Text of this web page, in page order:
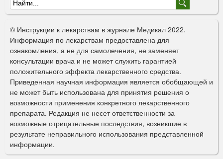
Ф
о
р
м
а
п
о
и
с
к
© Инструкции к лекарствам в журнале Медикал 2022.
Информация по лекарствам предоставлена для
ознакомления, а не для самолечения, не заменяет
консультации врача и не может служить гарантией
положительного эффекта лекарственного средства.
Приведенная научная информация является обобщающей и
не может быть использована для принятия решения о
возможности применения конкретного лекарственного
препарата. Редакция не несет ответственности за
возможные отрицательные последствия, возникшие в
результате неправильного использования представленной
информации.